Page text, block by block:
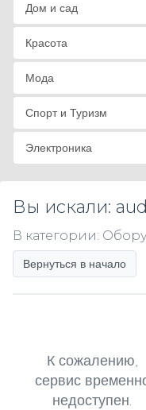
Дом и сад
Красота
Мода
Спорт и Туризм
Электроника
Вы искали:
В категории:
Вернуться в начало
К сожалению,
сервис
недоступен.